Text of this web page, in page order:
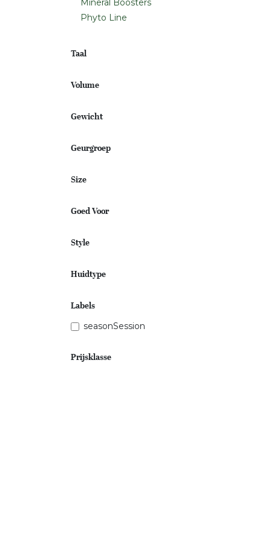
Mineral Boosters
Phyto Line
Taal
Volume
Gewicht
Geurgroep
Size
Goed Voor
Style
Huidtype
Labels
seasonSession
Prijsklasse